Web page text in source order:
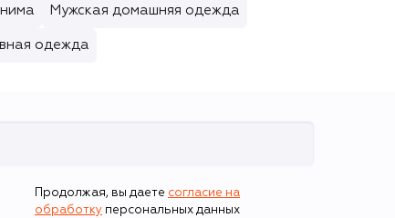
Мужская домашняя одежда
одежда
Продолжая, вы даете согласие на
обработку персональных данных